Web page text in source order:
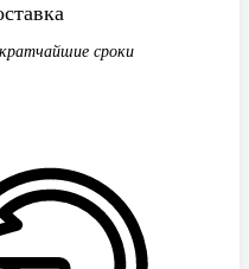
сроки